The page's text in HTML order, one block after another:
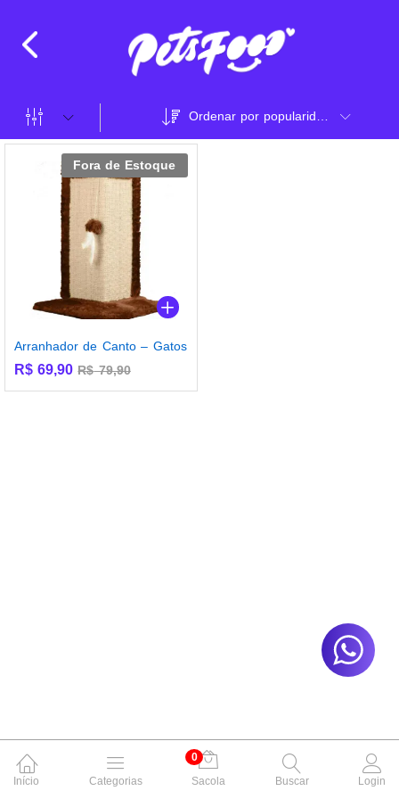
Fora de Estoque
Arranhador de Canto – Gatos
R$ 69,90 R$79,90
Início Categorias
0
Sacola
Buscar Login